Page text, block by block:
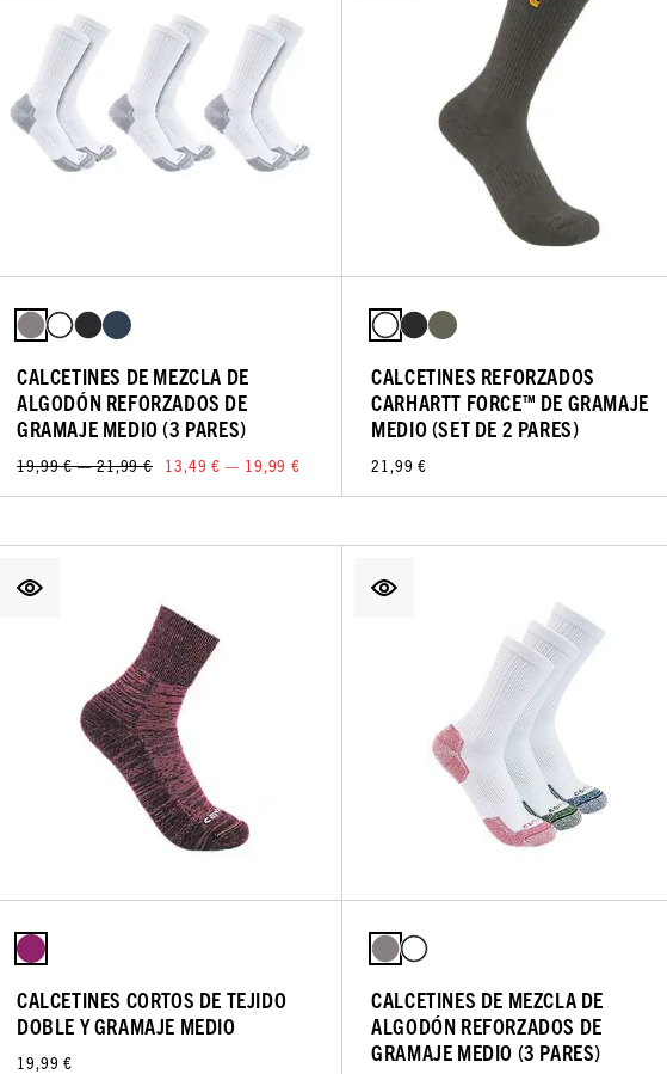
CALCETINES DE MEZCLA DE
ALGODÓN REFORZADOS DE
GRAMAJE MEDIO (3 PARES)
19,99 € — 21,99 € 13,49 € — 19,99 €
CALCETINES REFORZADOS
CARHARTT FORCE™ DE GRAMAJE
MEDIO (SET DE 2 PARES)
21,99 €
CALCETINES CORTOS DE TEJIDO
DOBLE Y GRAMAJE MEDIO
19,99 €
CALCETINES DE MEZCLA DE
ALGODÓN REFORZADOS DE
GRAMAJE MEDIO (3 PARES)